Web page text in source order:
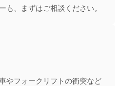
も、まずはご相談ください。
やフォークリフトの衝突など